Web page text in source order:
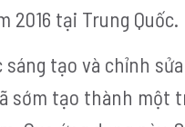
2016 tại Trung Quốc.
tạo và chỉnh
sớm tạo thành một